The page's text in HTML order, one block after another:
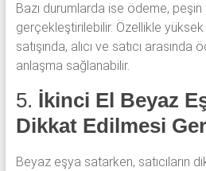
Bazı durumlarda ise ödeme,
gerçekleştirilebilir. Özellikle yüksek
satışında, alıcı ve satıcı
anlaşma sağlanabilir.
5. İkinci El Beyaz
Dikkat Edilmesi
Beyaz eşya satarken, satıcıların